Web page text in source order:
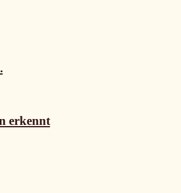
erkennt